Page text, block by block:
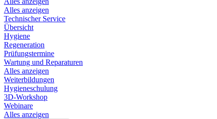
Alles anzeigen
Technischer Service
Übersicht
Hygiene
Regeneration
Prüfungstermine
Wartung und Reparaturen
Alles anzeigen
Weiterbildungen
Hygieneschulung
3D-Workshop
Webinare
Alles anzeigen